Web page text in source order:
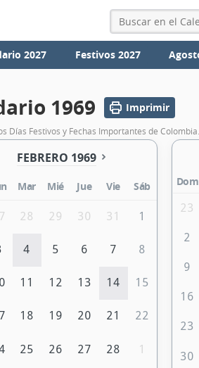
2027 Festivos 2027
1969 Imprimir
Días Festivos y Fechas Importantes de Colombia.
FEBRERO 1969
Mar Mié Jue Vie Sáb
28 29 30 31 1
4 5 6 7 8
11 12 13 14 15
18 19 20 21 22
25 26 27 28 1
Dom
23
2
9
16
23
30